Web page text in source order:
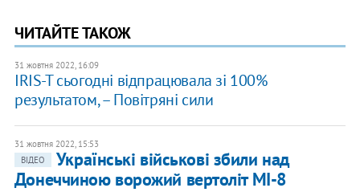
ЧИТАЙТЕ ТАКОЖ
31 жовтня 2022, 16:09
IRIS-T сьогодні відпрацювала зі 100%
результатом, – Повітряні сили
31 жовтня 2022, 15:53
ВІДЕО
Українські військові збили над
Донеччиною ворожий вертоліт МІ-8